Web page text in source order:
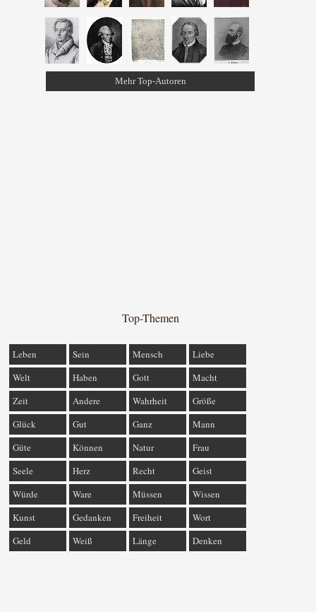
Mehr Top-Autoren
Top-Themen
Leben Sein Mensch
Liebe
Welt
Haben Gott
Macht
Zeit
Andere Wahrheit
Größe
Glück
Gut Ganz
Mann
Güte
Können Natur
Frau
Seele
Herz Recht
Geist
Würde
Ware Müssen
Wissen
Kunst
Gedanken Freiheit
Wort
Geld
Weiß Länge Denken